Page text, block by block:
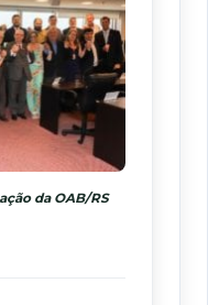
da OAB/RS